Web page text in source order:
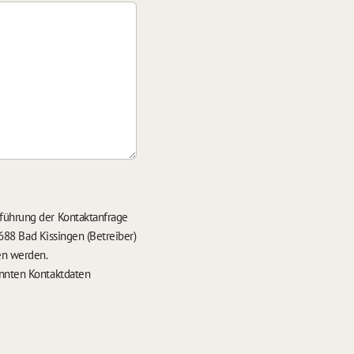
der Kontaktanfrage
Bad Kissingen (Betreiber)
werden.
Kontaktdaten